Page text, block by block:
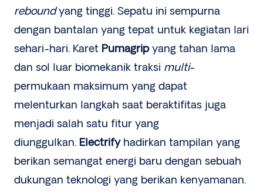
reboundyang tinggi. Sepatu ini sempurna
dengan bantalan yang tepat untuk kegiatan lari
sehari-hari. Karet Pumagripyang tahan lama
dan sol luar biomekanik traksi multi-
permukaan maksimum yang dapat
melenturkan langkah saat beraktifitas juga
menjadi salah satu fitur yang
diunggulkan. Electrifyhadirkan tampilan yang
berikan semangat energi baru dengan sebuah
dukungan teknologi yang berikan kenyamanan.